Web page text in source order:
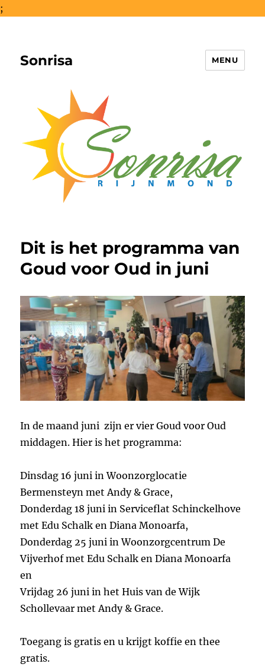
;
Sonrisa MENU
Dit is het programma van
Goud voor Oud in juni
In de maand juni zijn er vier Goud voor Oud
middagen. Hier is het programma:
Dinsdag 16 juni in Woonzorglocatie
Bermensteyn met Andy & Grace,
Donderdag 18 juni in Serviceflat Schinckelhove
met Edu Schalk en Diana Monoarfa,
Donderdag 25 juni in Woonzorgcentrum De
Vijverhof met Edu Schalk en Diana Monoarfa
en
Vrijdag 26 juni in het Huis van de Wijk
Schollevaar met Andy & Grace.
Toegang is gratis en u krijgt koffie en thee
gratis.